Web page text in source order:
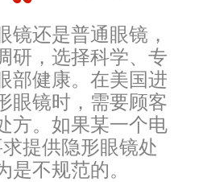
镜还是普通眼镜，
研，选择科学、专
部健康。在美国进
眼镜时，需要顾客
方。如果某一个电
提供隐形眼镜处
是不规范的。